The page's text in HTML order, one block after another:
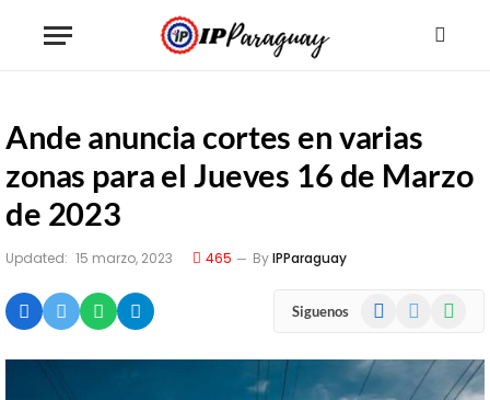
Ande anuncia cortes en varias
zonas para el Jueves 16 de Marzo
de 2023
Updated: 15 marzo, 2023 465 ByIPParaguay
Siguenos Facebook